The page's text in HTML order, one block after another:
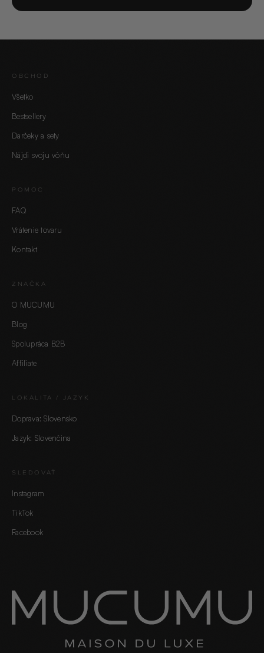
OBCHOD
Všetko
Bestsellery
Darčeky a sety
Nájdi svoju vôňu
POMOC
FAQ
Vrátenie tovaru
Kontakt
ZNAČKA
O MUCUMU
Blog
Spolupráca B2B
Affiliate
LOKALITA / JAZYK
Doprava: Slovensko
Jazyk: Slovenčina
SLEDOVAŤ
Instagram
TikTok
Facebook